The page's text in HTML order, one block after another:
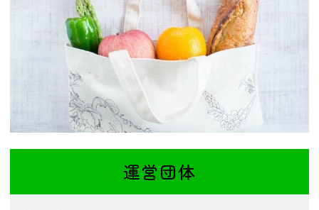
新着情報 音声読み上げお問い合わせ
お金を寄付する（埼玉県社会福祉協議会HP）
立ち上げる・運営する
居場所づくりアドバイザー
資料・動画
助成金情報
運営団体